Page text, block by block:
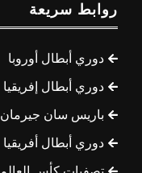
روابط سريعة
دوري أبطال أوروبا
دوري أبطال إفريقيا
باريس سان جيرمان
دوري أبطال أفريقيا